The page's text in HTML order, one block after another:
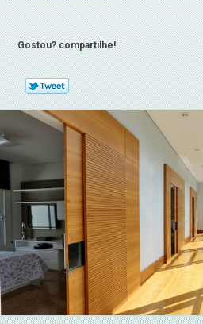
Gostou? compartilhe!